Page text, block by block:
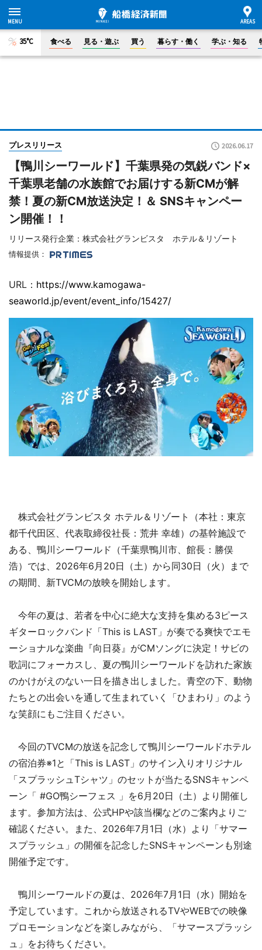
35°C 食べる 見る・遊ぶ 買う 暮らす・働く 学ぶ・知る
プレスリリース 2026.06.17
【鴨川シーワールド】千葉県発の気鋭バンド×
千葉県老舗の水族館でお届けする新CMが解
禁！夏の新CM放送決定！＆ SNSキャンペー
ン開催！！
リリース発行企業：株式会社グランビスタ ホテル＆リゾート
情報提供：
URL： https://www.kamogawa-
seaworld.jp/event/event_info/15427/
株式会社グランビスタ ホテル＆リゾート（本社：東京
都千代田区、代表取締役社長：荒井 幸雄）の基幹施設で
ある、鴨川シーワールド（千葉県鴨川市、館長：勝俣
浩）では、2026年6月20日（土）から同30日（火）まで
の期間、新TVCMの放映を開始します。
今年の夏は、若者を中心に絶大な支持を集める3ピース
ギターロックバンド「This is LAST」が奏でる爽快でエモ
ーショナルな楽曲『向日葵』がCMソングに決定！サビの
歌詞にフォーカスし、夏の鴨川シーワールドを訪れた家族
のかけがえのない一日を描き出しました。青空の下、動物
たちとの出会いを通して生まれていく「ひまわり」のよう
な笑顔にもご注目ください。
今回のTVCMの放送を記念して鴨川シーワールドホテル
の宿泊券※1と「This is LAST」のサイン入りオリジナル
「スプラッシュTシャツ」のセットが当たるSNSキャンペ
ーン「 #GO鴨シーフェス 」を6月20日（土）より開催し
ます。参加方法は、公式HPや該当欄などのご案内よりご
確認ください。また、2026年7月1日（水）より「サマー
スプラッシュ」の開催を記念したSNSキャンペーンも別途
開催予定です。
鴨川シーワールドの夏は、2026年7月1日（水）開始を
予定しています。これから放送されるTVやWEBでの映像
プロモーションなどを楽しみながら、「サマースプラッシ
ュ」をお待ちください。